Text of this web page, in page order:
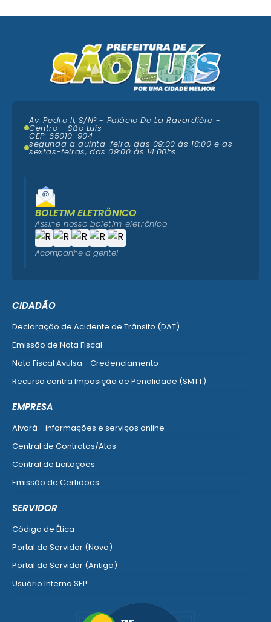
CIDADÃO
Declaração de Acidente de Trânsito (DAT)
Emissão de Nota Fiscal
Nota Fiscal Avulsa - Credenciamento
Recurso contra Imposição de Penalidade (SMTT)
EMPRESA
Alvará - informações e serviços online
Central de Contratos/Atas
Central de Licitações
Emissão de Certidões
SERVIDOR
Código de Ética
Portal do Servidor (Novo)
Portal do Servidor (Antigo)
Usuário Interno SEI!
Av. Pedro II, S/N° - Palácio De La Ravardière -
Centro - São Luís
CEP: 65010-904
segunda a quinta-feira, das 09:00 ás 18:00 e as
sextas-feiras, das 09:00 às 14:00hs
BOLETIM ELETRÔNICO
Assine nosso boletim eletrônico
Acompanhe a gente!